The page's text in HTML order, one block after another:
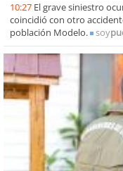
10:27 El grave siniestro
coincidió con otro
población Modelo.
soy